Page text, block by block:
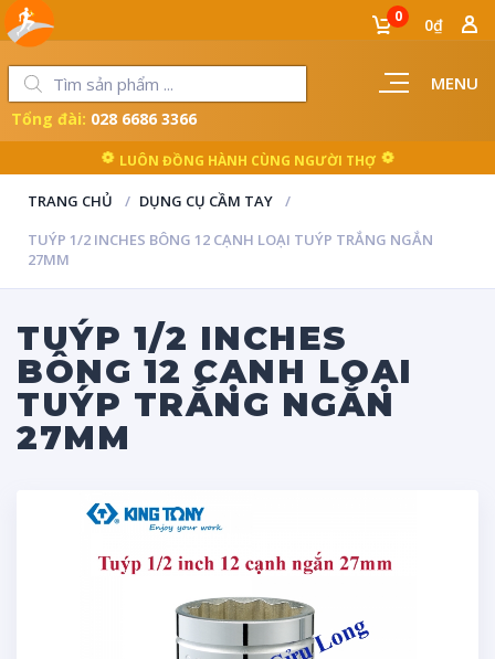
MENU
0 0₫
LUÔN ĐỒNG HÀNH CÙNG NGƯỜI THỢ
Tổng đài: 028 6686 3366
TRANG CHỦ
DỤNG CỤ CẦM TAY
TUÝP 1/2 INCHES BÔNG 12 CẠNH LOẠI TUÝP TRẮNG NGẮN
27MM
TUÝP 1/2 INCHES
BÔNG 12 CẠNH LOẠI
TUÝP TRẮNG NGẮN
27MM